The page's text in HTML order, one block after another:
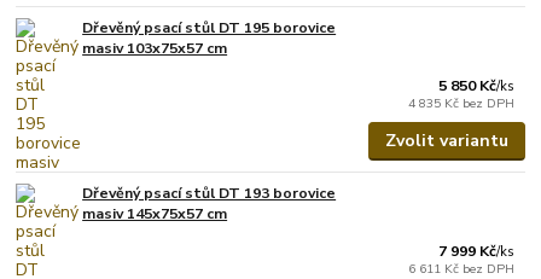
Dřevěný psací stůl DT 195 borovice
masiv 103x75x57 cm
5 850 Kč/ks
4 835 Kč bez DPH
Zvolit variantu
Dřevěný psací stůl DT 193 borovice
masiv 145x75x57 cm
7 999 Kč/ks
6 611 Kč bez DPH